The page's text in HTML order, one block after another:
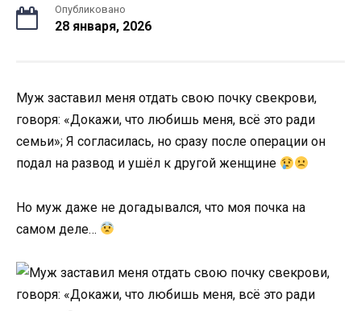
Опубликовано
28 января, 2026
Муж заставил меня отдать свою почку свекрови,
говоря: «Докажи, что любишь меня, всё это ради
семьи»; Я согласилась, но сразу после операции он
подал на развод и ушёл к другой женщине
Но муж даже не догадывался, что моя почка на
самом деле…